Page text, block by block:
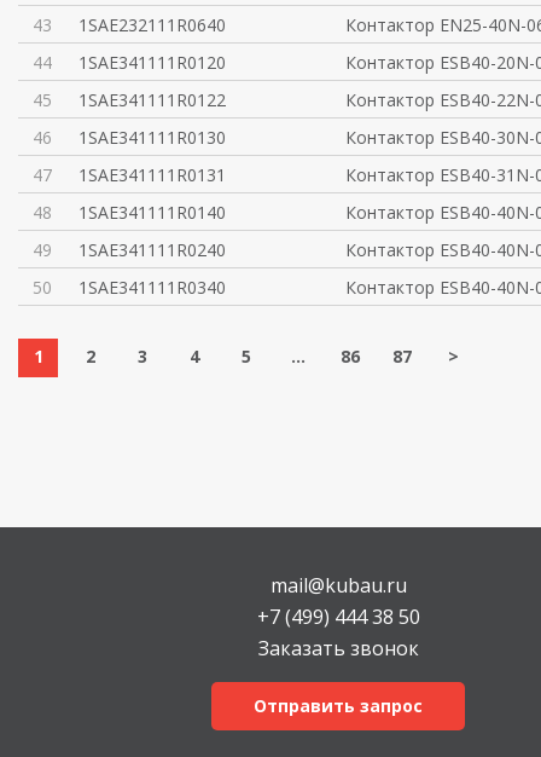
43
1SAE232111R0640
Контактор EN25-40N-
44
1SAE341111R0120
Контактор ESB40-
45
1SAE341111R0122
Контактор ESB40-
46
1SAE341111R0130
Контактор ESB40-
47
1SAE341111R0131
Контактор ESB40-
48
1SAE341111R0140
Контактор ESB40-
49
1SAE341111R0240
Контактор ESB40-
50
1SAE341111R0340 Контактор ESB40-
1 2 3 4 5 ... 86 87 >
mail@kubau.ru
+7 (499) 444 38 50
Заказать звонок
Отправить запрос